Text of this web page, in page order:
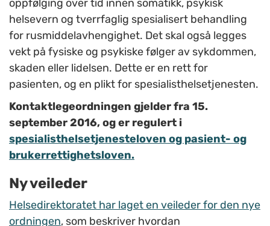
oppfølging over tid innen somatikk, psykisk
helsevern og tverrfaglig spesialisert behandling
for rusmiddelavhengighet. Det skal også legges
vekt på fysiske og psykiske følger av sykdommen,
skaden eller lidelsen. Dette er en rett for
pasienten, og en plikt for spesialisthelsetjenesten.
Kontaktlegeordningen gjelder fra 15.
september 2016, og er regulert i
spesialisthelsetjenesteloven og pasient- og
brukerrettighetsloven.
Ny veileder
Helsedirektoratet har laget en veileder for den nye
ordningen, som beskriver hvordan